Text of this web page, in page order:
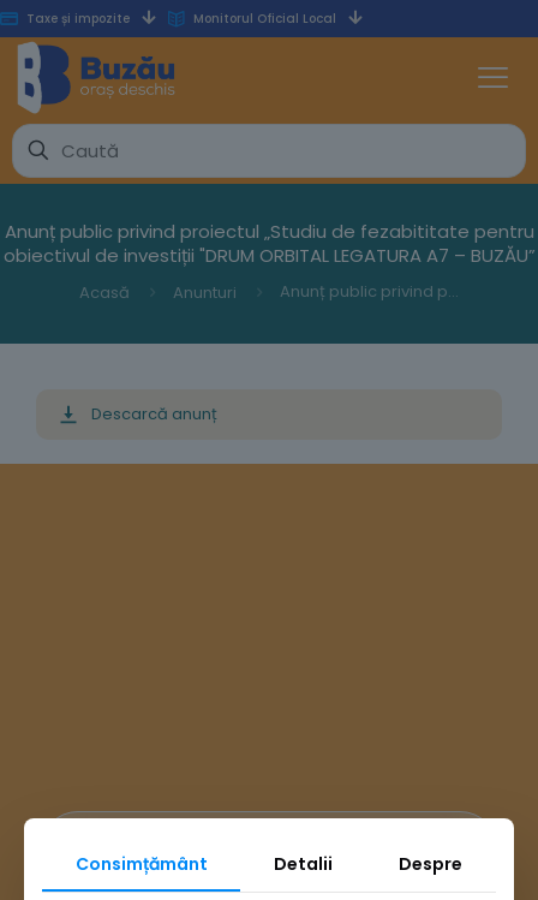
Taxe și impozite Monitorul Oficial Local
Anunț public privind proiectul „Studiu de fezabititate pentru
obiectivul de investiții "DRUM ORBITAL LEGATURA A7 – BUZĂU”
Acasă Anunturi Anunț public privind proiectul „Studiu de fezabititate pentru obiectivul de investiții "DRUM ORBITAL LEGATURA A7 – BUZĂU”
Descarcă anunț
Ai întrebări? Accesează
Consimțământ Detalii Despre